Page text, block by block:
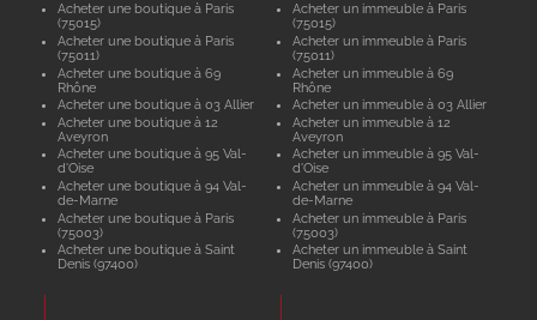
Acheter une boutique à Paris
(75015)
Acheter une boutique à Paris
(75011)
Acheter une boutique à 69
Rhône
Acheter une boutique à 03 Allier
Acheter une boutique à 12
Aveyron
Acheter une boutique à 95 Val-
d'Oise
Acheter une boutique à 94 Val-
de-Marne
Acheter une boutique à Paris
(75003)
Acheter une boutique à Saint
Denis (97400)
Acheter un immeuble à Paris
(75015)
Acheter un immeuble à Paris
(75011)
Acheter un immeuble à 69
Rhône
Acheter un immeuble à 03 Allier
Acheter un immeuble à 12
Aveyron
Acheter un immeuble à 95 Val-
d'Oise
Acheter un immeuble à 94 Val-
de-Marne
Acheter un immeuble à Paris
(75003)
Acheter un immeuble à Saint
Denis (97400)